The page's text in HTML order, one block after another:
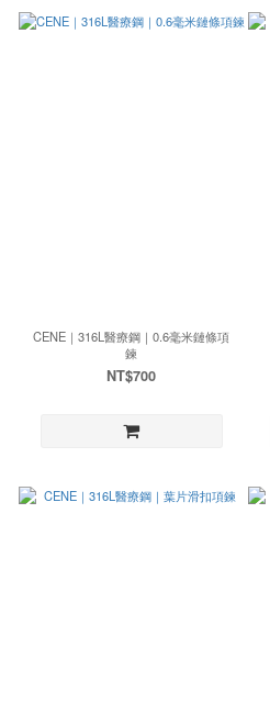
CENE｜316L醫療鋼｜0.6毫米鏈條項
鍊
NT$700